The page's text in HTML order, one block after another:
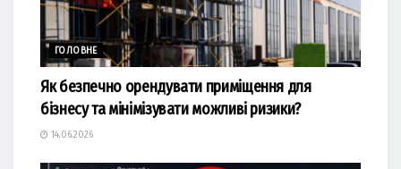
ГОЛОВНЕ
Як безпечно орендувати приміщення для
бізнесу та мінімізувати можливі ризики?
14.06.2026